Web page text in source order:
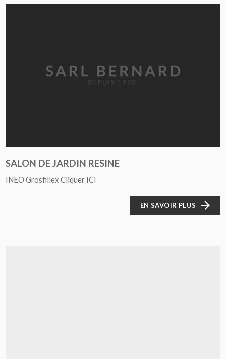
SALON DE JARDIN RESINE
INEO Grosfillex Cliquer ICI
EN SAVOIR PLUS